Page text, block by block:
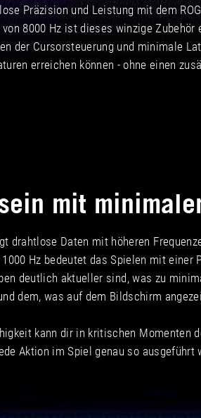
Präzision und Leistung mit dem
8000 Hz ist dieses winzige Zubehör
der Cursorsteuerung und minimale
erreichen können - ohne einen
mit
drahtlose Daten mit höheren
Hz bedeutet das Spielen mit einer
deutlich aktueller sind, was zu
dem, was auf dem Bildschirm
kann dir in kritischen Momenten
Aktion im Spiel genau so ausgeführt